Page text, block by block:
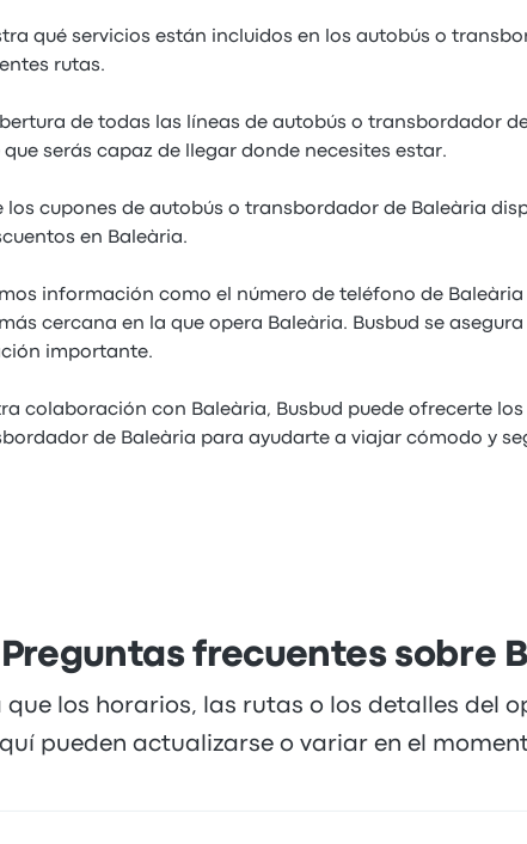
qué servicios están incluidos en los autobús o
rutas.
de todas las líneas de autobús o transbordador
serás capaz de llegar donde necesites estar.
los cupones de autobús o transbordador de Baleària
en Baleària.
información como el número de teléfono de
cercana en la que opera Baleària. Busbud se
importante.
colaboración con Baleària, Busbud puede ofrecerte
de Baleària para ayudarte a viajar cómodo y
Preguntas frecuentes sobre
que los horarios, las rutas o los detalles del
pueden actualizarse o variar en el